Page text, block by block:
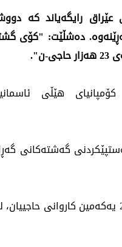
رایگه‌یاند كه‌
ده‌شڵێت: "كۆی
هێڵی
گه‌شته‌كانی
* رۆژی دووشه‌ممه‌ی داهاتوو 1ی حوزه‌یرانی 2026